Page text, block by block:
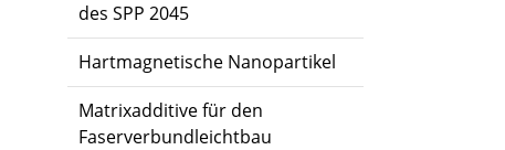
des SPP 2045
Hartmagnetische Nanopartikel
Matrixadditive für den
Faserverbundleichtbau